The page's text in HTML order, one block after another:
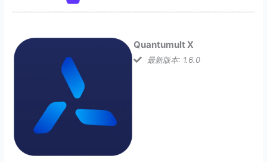
Quantumult X
最新版本: 1.6.0